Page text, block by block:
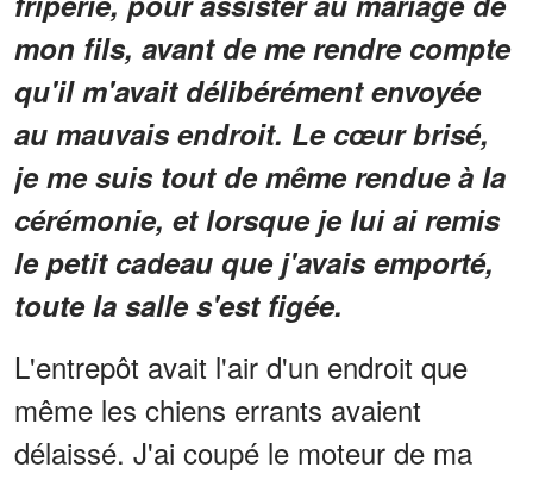
mon fils, avant de me rendre compte
qu'il m'avait délibérément envoyée
au mauvais endroit. Le cœur brisé,
je me suis tout de même rendue à la
cérémonie, et lorsque je lui ai remis
le petit cadeau que j'avais emporté,
toute la salle s'est figée.
L'entrepôt avait l'air d'un endroit que
même les chiens errants avaient
délaissé. J'ai coupé le moteur de ma